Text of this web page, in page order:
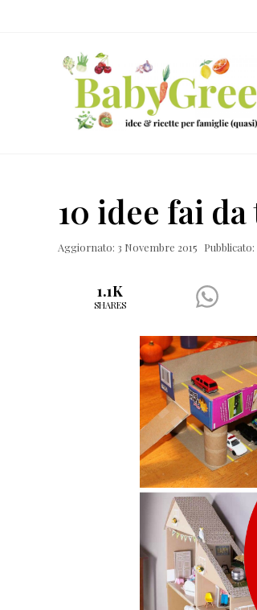
ricette
per
10 idee fai
Aggiornato: 3 Novembre 2015
1.1K
SHARES